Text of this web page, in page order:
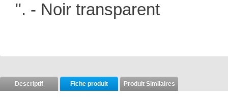
". - Noir transparent
Descriptif Fiche produit Produit Similaires